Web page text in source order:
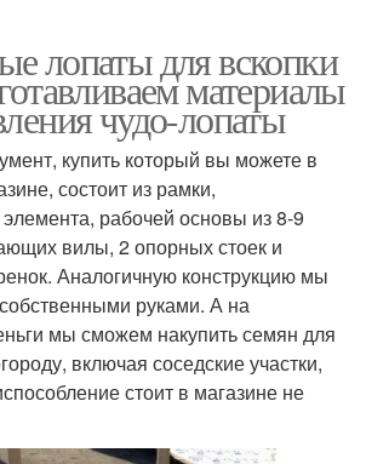
лопаты для вскопки
материалы
чудо-лопаты
купить который вы можете в
состоит из рамки,
рабочей основы из 8-9
вилы, 2 опорных стоек и
Аналогичную конструкцию мы
руками. А на
мы сможем накупить семян для
включая соседские участки,
стоит в магазине не